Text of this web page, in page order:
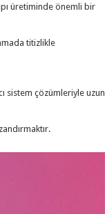
üretiminde önemli bir
titizlikle
sistem çözümleriyle uzun